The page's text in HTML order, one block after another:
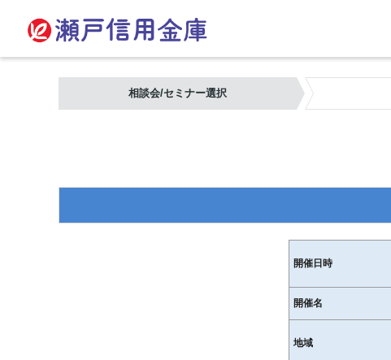
相談会/セミナー選択
開催日時
開催名
地域